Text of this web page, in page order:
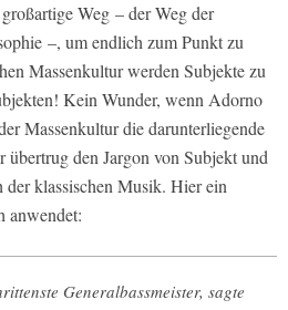
Weg – der Weg der
–, um endlich zum Punkt zu
Massenkultur werden Subjekte zu
Kein Wunder, wenn Adorno
Massenkultur die darunterliegende
übertrug den Jargon von Subjekt und
klassischen Musik. Hier ein
anwendet:
Generalbassmeister, sagte